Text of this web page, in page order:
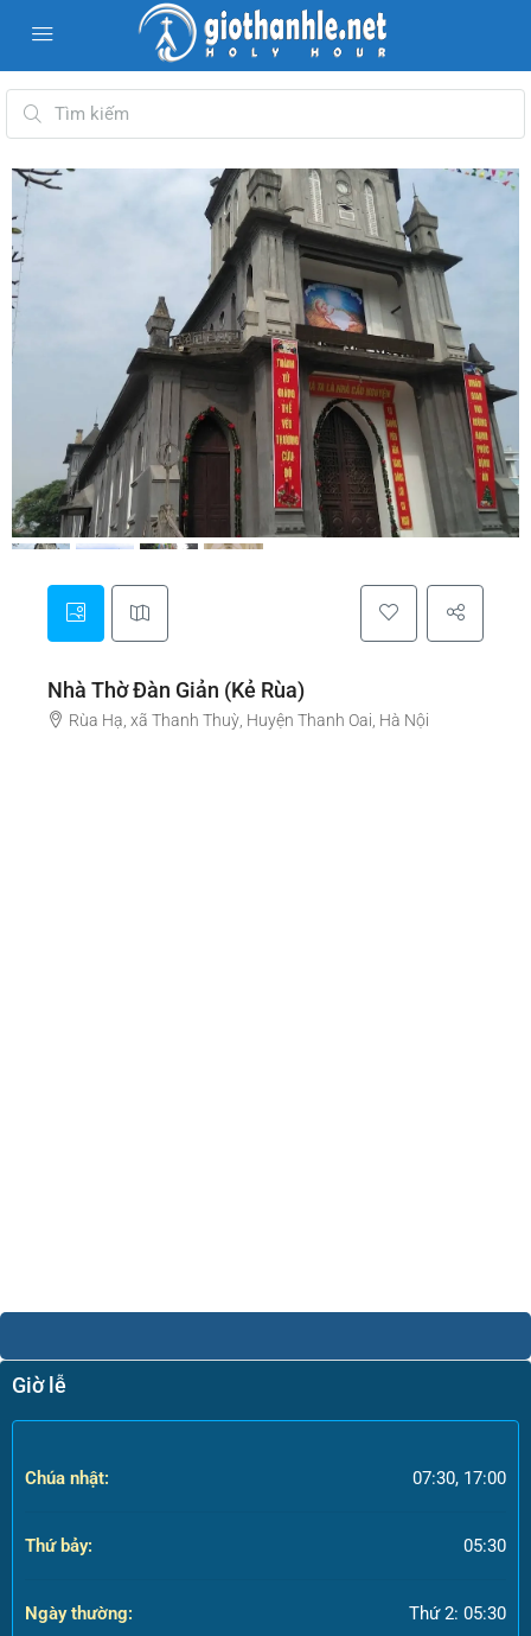
Nhà Thờ Đàn Giản (Kẻ Rùa)
Rùa Hạ, xã Thanh Thuỳ, Huyện Thanh Oai, Hà Nội
Giờ lễ
Chúa nhật: 07:30, 17:00
Thứ bảy: 05:30
Ngày thường: Thứ 2: 05:30